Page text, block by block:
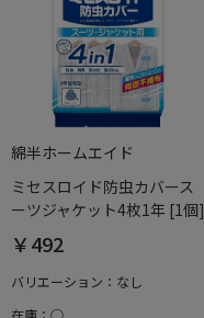
綿半ホームエイド
ミセスロイド防虫カバース
ーツジャケット4枚1年 [1個]
￥492
バリエーション：なし
在庫：○